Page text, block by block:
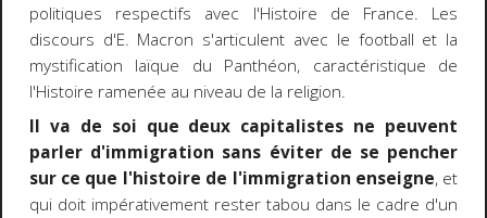
politiques respectifs avec l'Histoire de France. Les
discours d'E. Macron s'articulent avec le football et la
mystification laïque du Panthéon, caractéristique de
l'Histoire ramenée au niveau de la religion.
Il va de soi que deux capitalistes ne peuvent
parler d'immigration sans éviter de se pencher
sur ce que l'histoire de l'immigration enseigne, et
qui doit impérativement rester tabou dans le cadre d'un